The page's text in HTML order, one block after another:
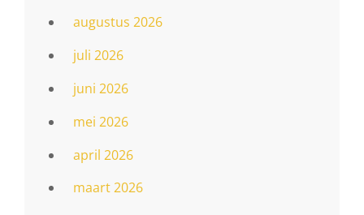
augustus 2026
juli 2026
juni 2026
mei 2026
april 2026
maart 2026